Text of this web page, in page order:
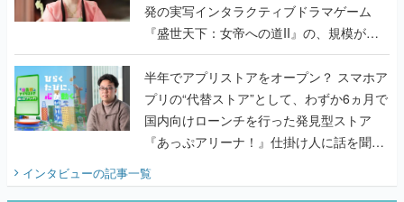
発の実写インタラクティブドラマゲーム
『盛世天下：女帝への道II』の、規模が違
うこだわりをプロデューサーに聞いた
半年でアプリストアをオープン？ スマホア
プリの“代替ストア”として、わずか6ヵ月で
国内向けローンチを行った発見型ストア
『あっぷアリーナ！』仕掛け人に話を聞い
インタビューの記事一覧